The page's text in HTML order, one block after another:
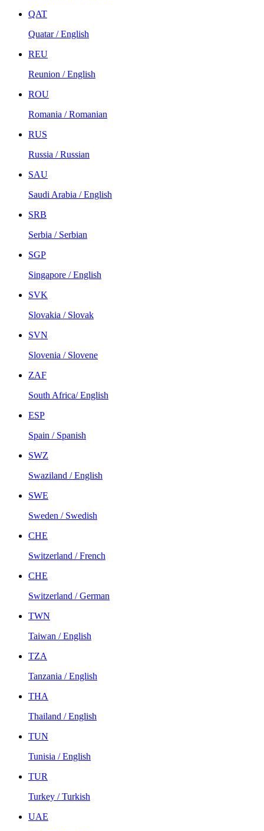
QAT
Quatar / English
REU
Reunion / English
ROU
Romania / Romanian
RUS
Russia / Russian
SAU
Saudi Arabia / English
SRB
Serbia / Serbian
SGP
Singapore / English
SVK
Slovakia / Slovak
SVN
Slovenia / Slovene
ZAF
South Africa/ English
ESP
Spain / Spanish
SWZ
Swaziland / English
SWE
Sweden / Swedish
CHE
Switzerland / French
CHE
Switzerland / German
TWN
Taiwan / English
TZA
Tanzania / English
THA
Thailand / English
TUN
Tunisia / English
TUR
Turkey / Turkish
UAE